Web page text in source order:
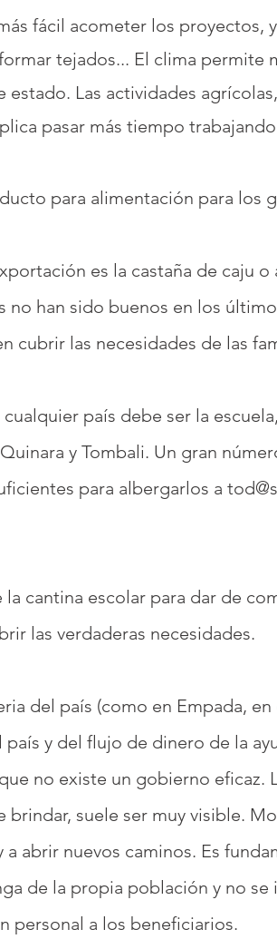
fácil acometer los proyectos,
tejados... El clima
Las actividades
pasar más tiempo
para alimentación para los
es la castaña de caju o
no han sido buenos en los
cubrir las necesidades de las
país debe ser la
y Tombali. Un gran
para albergarlos a
cantina escolar para dar de
las verdaderas necesidades.
del país (como en Empada,
y del flujo de dinero de la
no existe un gobierno eficaz.
brindar, suele ser muy visible.
abrir nuevos caminos. Es
de la propia población y no
personal a los beneficiarios.